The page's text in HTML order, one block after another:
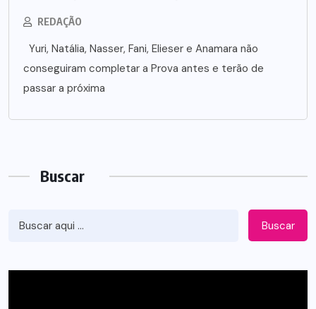
REDAÇÃO
Yuri, Natália, Nasser, Fani, Elieser e Anamara não
conseguiram completar a Prova antes e terão de
passar a próxima
Buscar
Buscar